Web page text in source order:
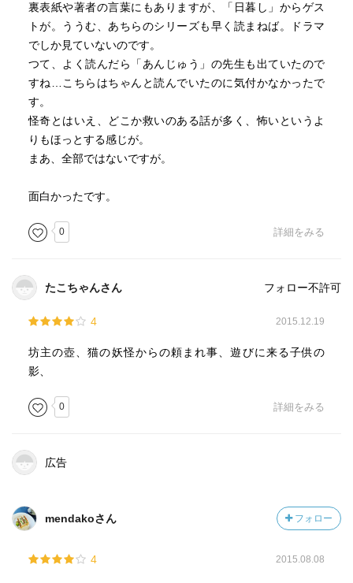
裏表紙や著者の言葉にもありますが、「日暮し」からゲス
トが。ううむ、あちらのシリーズも早く読まねば。ドラマ
でしか見ていないのです。
つて、よく読んだら「あんじゅう」の先生も出ていたので
すね…こちらはちゃんと読んでいたのに気付かなかったで
す。
怪奇とはいえ、どこか救いのある話が多く、怖いというよ
りもほっとする感じが。
まあ、全部ではないですが。
面白かったです。
0 詳細をみる
たこちゃんさん フォロー不許可
4 2015.12.19
坊主の壺、猫の妖怪からの頼まれ事、遊びに来る子供の
影、
0 詳細をみる
広告
mendakoさん フォロー
4 2015.08.08